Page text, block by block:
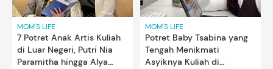
MOM'S LIFE
7 Potret Anak Artis Kuliah
di Luar Negeri, Putri Nia
Paramitha hingga Alya
MOM'S LIFE
Potret Baby Tsabina yang
Tengah Menikmati
Asyiknya Kuliah di